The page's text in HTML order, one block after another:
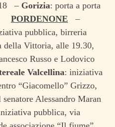
– Gorizia: porta a porta
PORDENONE –
pubblica, birreria
della Vittoria, alle 19.30,
Russo e Lodovico
Valcellina: iniziativa
“Giacomello” Grizzo,
Alessandro Maran
pubblica, via